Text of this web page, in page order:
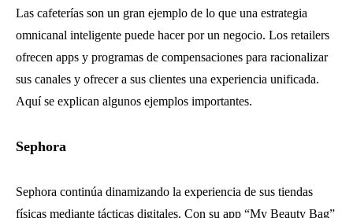
Las cafeterías son un gran ejemplo de lo que una estrategia
omnicanal inteligente puede hacer por un negocio. Los retailers
ofrecen apps y programas de compensaciones para racionalizar
sus canales y ofrecer a sus clientes una experiencia unificada.
Aquí se explican algunos ejemplos importantes.
Sephora
Sephora continúa dinamizando la experiencia de sus tiendas
físicas mediante tácticas digitales. Con su app “My Beauty Bag”